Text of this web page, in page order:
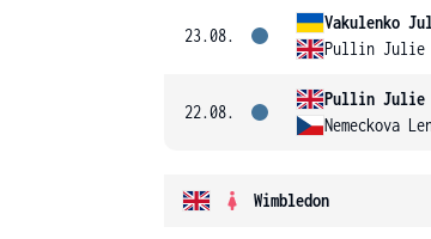
23.08.
Vakulenko
Pullin Julie
22.08.
Pullin Julie
Nemeckova
Wimbledon